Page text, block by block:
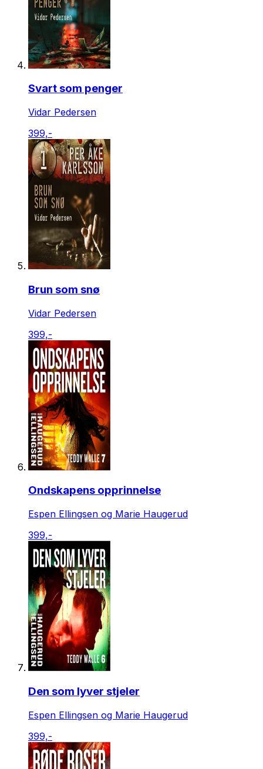
Svart som penger
Vidar Pedersen
399,-
Brun som snø
Vidar Pedersen
399,-
Ondskapens opprinnelse
Espen Ellingsen og Marie Haugerud
399,-
Den som lyver stjeler
Espen Ellingsen og Marie Haugerud
399,-